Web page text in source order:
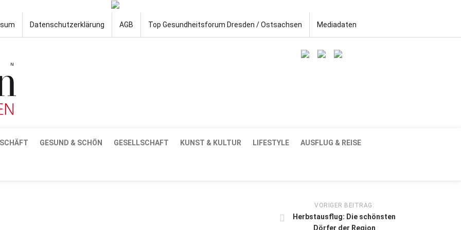
Datenschutzerklärung AGB Top Gesundheitsforum Dresden / Ostsachsen Mediadaten
GESUND & SCHÖN GESELLSCHAFT KUNST & KULTUR LIFESTYLE AUSFLUG & REISE
VORIGER BEITRAG:
Herbstausflug: Die schönsten
Dörfer der Region